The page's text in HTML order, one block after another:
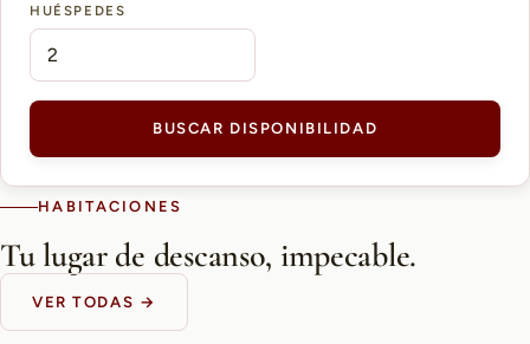
HUÉSPEDES
BUSCAR DISPONIBILIDAD
HABITACIONES
Tu lugar de descanso, impecable.
VER TODAS →